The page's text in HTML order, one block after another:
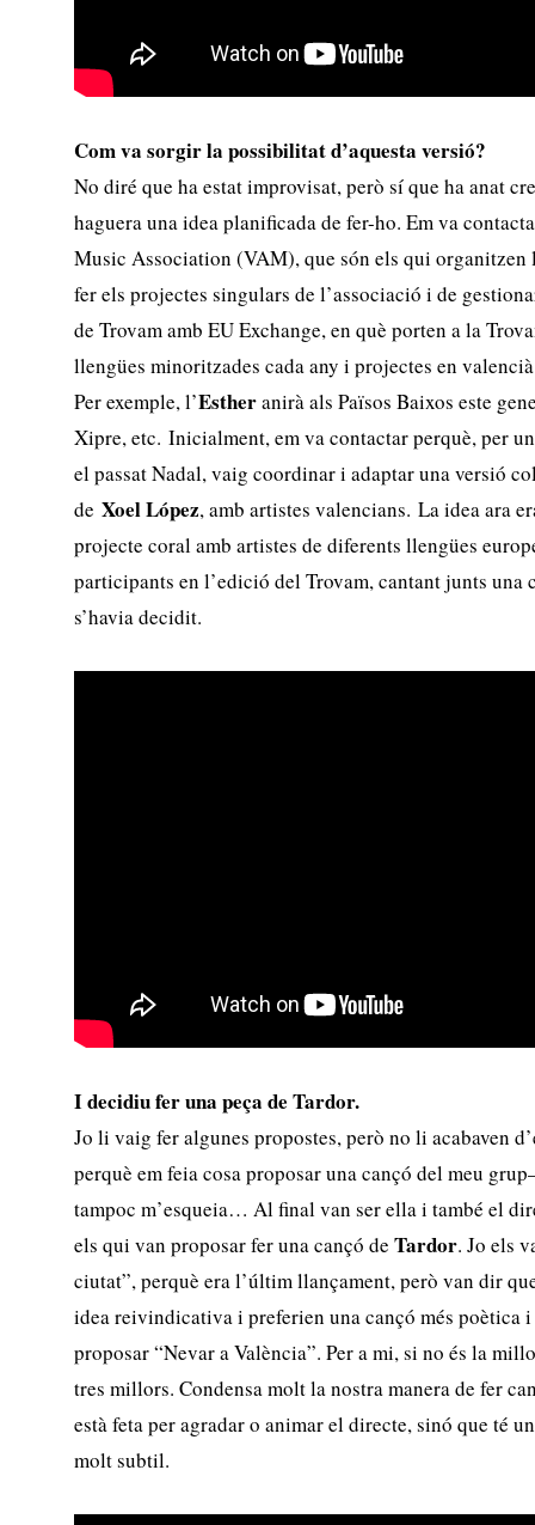
Com va sorgir la possibilitat d’aquesta versió?
No diré que ha estat improvisat, però sí que ha anat
haguera una idea planificada de fer-ho. Em va
Music Association (VAM), que són els qui organitzen
fer els projectes singulars de l’associació i de
de Trovam amb EU Exchange, en què porten a la
llengües minoritzades cada any i projectes en
Per exemple, l’Estheranirà als Països Baixos este
Xipre, etc. Inicialment, em va contactar perquè, per
el passat Nadal, vaig coordinar i adaptar una versió
deXoel López, amb artistes valencians. La idea ara
projecte coral amb artistes de diferents llengües
participants en l’edició del Trovam, cantant junts una
s’havia decidit.
I decidiu fer una peça de Tardor.
Jo li vaig fer algunes propostes, però no li acabaven
perquè em feia cosa proposar una cançó del meu
tampoc m’esqueia… Al final van ser ella i també el
els qui van proposar fer una cançó deTardor. Jo els
ciutat”, perquè era l’últim llançament, però van dir
idea reivindicativa i preferien una cançó més poètica
proposar “Nevar a València”. Per a mi, si no és la
tres millors. Condensa molt la nostra manera de fer
està feta per agradar o animar el directe, sinó que té
molt subtil.